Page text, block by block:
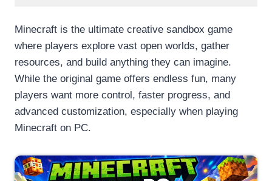
Minecraft is the ultimate creative sandbox game
where players explore vast open worlds, gather
resources, and build anything they can imagine.
While the original game offers endless fun, many
players want more control, faster progress, and
advanced customization, especially when playing
Minecraft on PC.